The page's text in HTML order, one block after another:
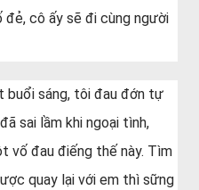
đẻ, cô ấy sẽ đi cùng người
sáng, tôi đau đớn tự
sai lầm khi ngoại tình,
vố đau điếng thế này. Tìm
quay lại với em thì sững